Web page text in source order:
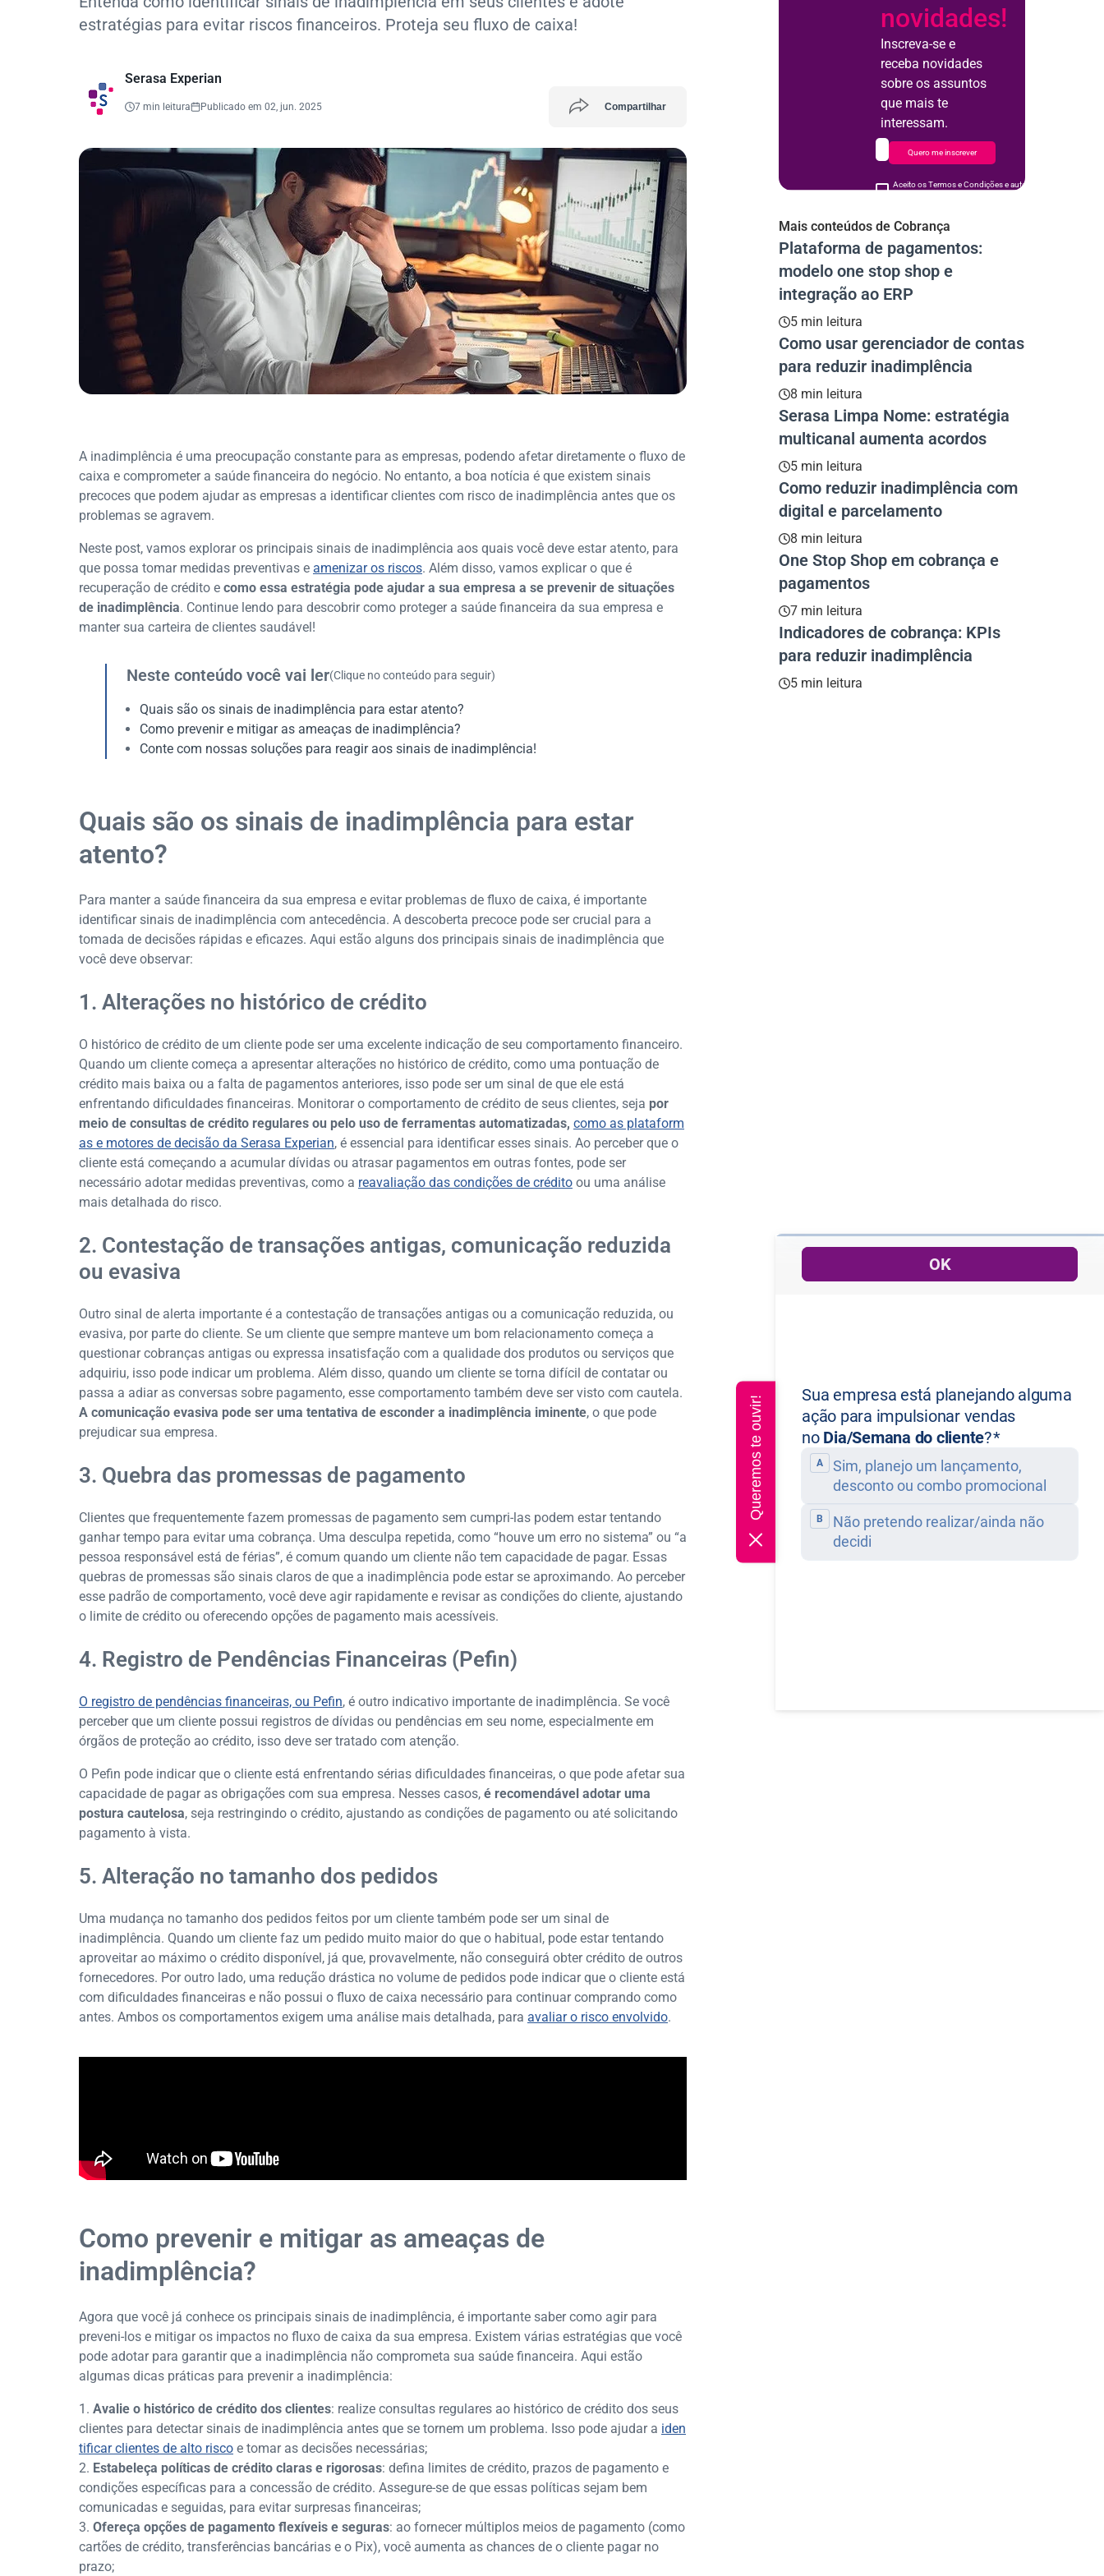
estratégias para evitar riscos financeiros. Proteja seu fluxo de caixa!
Serasa Experian
7 min leitura Publicado em 02, jun. 2025 Compartilhar
A inadimplência é uma preocupação constante para as empresas, podendo afetar diretamente o fluxo de
caixa e comprometer a saúde financeira do negócio. No entanto, a boa notícia é que existem sinais
precoces que podem ajudar as empresas a identificar clientes com risco de inadimplência antes que os
problemas se agravem.
Neste post, vamos explorar os principais sinais de inadimplência aos quais você deve estar atento, para
que possa tomar medidas preventivas e amenizar os riscos. Além disso, vamos explicar o que é
recuperação de crédito e como essa estratégia pode ajudar a sua empresa a se prevenir de situações
de inadimplência. Continue lendo para descobrir como proteger a saúde financeira da sua empresa e
manter sua carteira de clientes saudável!
Neste conteúdo você vai ler(Clique no conteúdo para seguir)
Quais são os sinais de inadimplência para estar atento?
Como prevenir e mitigar as ameaças de inadimplência?
Conte com nossas soluções para reagir aos sinais de inadimplência!
Quais são os sinais de inadimplência para estar
atento?
Para manter a saúde financeira da sua empresa e evitar problemas de fluxo de caixa, é importante
identificar sinais de inadimplência com antecedência. A descoberta precoce pode ser crucial para a
tomada de decisões rápidas e eficazes. Aqui estão alguns dos principais sinais de inadimplência que
você deve observar:
1. Alterações no histórico de crédito
O histórico de crédito de um cliente pode ser uma excelente indicação de seu comportamento financeiro.
Quando um cliente começa a apresentar alterações no histórico de crédito, como uma pontuação de
crédito mais baixa ou a falta de pagamentos anteriores, isso pode ser um sinal de que ele está
enfrentando dificuldades financeiras. Monitorar o comportamento de crédito de seus clientes, seja por
meio de consultas de crédito regulares ou pelo uso de ferramentas automatizadas, como as plataform
as e motores de decisão da Serasa Experian, é essencial para identificar esses sinais. Ao perceber que o
cliente está começando a acumular dívidas ou atrasar pagamentos em outras fontes, pode ser
necessário adotar medidas preventivas, como a reavaliação das condições de crédito ou uma análise
mais detalhada do risco.
2. Contestação de transações antigas, comunicação reduzida
ou evasiva
Outro sinal de alerta importante é a contestação de transações antigas ou a comunicação reduzida, ou
evasiva, por parte do cliente. Se um cliente que sempre manteve um bom relacionamento começa a
questionar cobranças antigas ou expressa insatisfação com a qualidade dos produtos ou serviços que
adquiriu, isso pode indicar um problema. Além disso, quando um cliente se torna difícil de contatar ou
passa a adiar as conversas sobre pagamento, esse comportamento também deve ser visto com cautela.
A comunicação evasiva pode ser uma tentativa de esconder a inadimplência iminente, o que pode
prejudicar sua empresa.
3. Quebra das promessas de pagamento
Clientes que frequentemente fazem promessas de pagamento sem cumpri-las podem estar tentando
ganhar tempo para evitar uma cobrança. Uma desculpa repetida, como “houve um erro no sistema” ou “a
pessoa responsável está de férias”, é comum quando um cliente não tem capacidade de pagar. Essas
quebras de promessas são sinais claros de que a inadimplência pode estar se aproximando. Ao perceber
esse padrão de comportamento, você deve agir rapidamente e revisar as condições do cliente, ajustando
o limite de crédito ou oferecendo opções de pagamento mais acessíveis.
4. Registro de Pendências Financeiras (Pefin)
O registro de pendências financeiras, ou Pefin, é outro indicativo importante de inadimplência. Se você
perceber que um cliente possui registros de dívidas ou pendências em seu nome, especialmente em
órgãos de proteção ao crédito, isso deve ser tratado com atenção.
O Pefin pode indicar que o cliente está enfrentando sérias dificuldades financeiras, o que pode afetar sua
capacidade de pagar as obrigações com sua empresa. Nesses casos, é recomendável adotar uma
postura cautelosa, seja restringindo o crédito, ajustando as condições de pagamento ou até solicitando
pagamento à vista.
5. Alteração no tamanho dos pedidos
Uma mudança no tamanho dos pedidos feitos por um cliente também pode ser um sinal de
inadimplência. Quando um cliente faz um pedido muito maior do que o habitual, pode estar tentando
aproveitar ao máximo o crédito disponível, já que, provavelmente, não conseguirá obter crédito de outros
fornecedores. Por outro lado, uma redução drástica no volume de pedidos pode indicar que o cliente está
com dificuldades financeiras e não possui o fluxo de caixa necessário para continuar comprando como
antes. Ambos os comportamentos exigem uma análise mais detalhada, para avaliar o risco envolvido.
Como prevenir e mitigar as ameaças de
inadimplência?
Agora que você já conhece os principais sinais de inadimplência, é importante saber como agir para
preveni-los e mitigar os impactos no fluxo de caixa da sua empresa. Existem várias estratégias que você
pode adotar para garantir que a inadimplência não comprometa sua saúde financeira. Aqui estão
algumas dicas práticas para prevenir a inadimplência:
Avalie o histórico de crédito dos clientes: realize consultas regulares ao histórico de crédito dos seus
clientes para detectar sinais de inadimplência antes que se tornem um problema. Isso pode ajudar a iden
tificar clientes de alto risco e tomar as decisões necessárias;
Estabeleça políticas de crédito claras e rigorosas: defina limites de crédito, prazos de pagamento e
condições específicas para a concessão de crédito. Assegure-se de que essas políticas sejam bem
comunicadas e seguidas, para evitar surpresas financeiras;
Ofereça opções de pagamento flexíveis e seguras: ao fornecer múltiplos meios de pagamento (como
cartões de crédito, transferências bancárias e o Pix), você aumenta as chances de o cliente pagar no
prazo;
novidades!
Inscreva-se e
receba novidades
sobre os assuntos
que mais te
interessam.
Aceito os Termos e Condições e autorizo o uso de meus
Quero me inscrever
Mais conteúdos de Cobrança
Plataforma de pagamentos:
modelo one stop shop e
integração ao ERP
5 min leitura
Como usar gerenciador de contas
para reduzir inadimplência
8 min leitura
Serasa Limpa Nome: estratégia
multicanal aumenta acordos
5 min leitura
Como reduzir inadimplência com
digital e parcelamento
8 min leitura
One Stop Shop em cobrança e
pagamentos
7 min leitura
Indicadores de cobrança: KPIs
para reduzir inadimplência
5 min leitura
Queremos te ouvir!